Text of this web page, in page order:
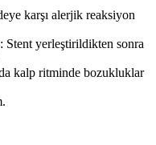
karşı alerjik reaksiyon
Stent yerleştirildikten sonra
kalp ritminde bozukluklar